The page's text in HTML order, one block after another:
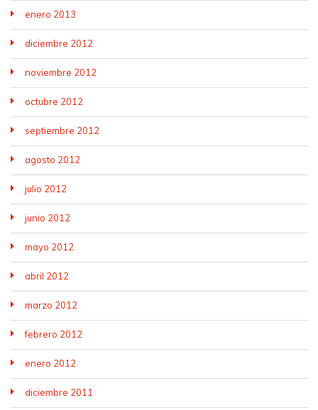
enero 2013
diciembre 2012
noviembre 2012
octubre 2012
septiembre 2012
agosto 2012
julio 2012
junio 2012
mayo 2012
abril 2012
marzo 2012
febrero 2012
enero 2012
diciembre 2011